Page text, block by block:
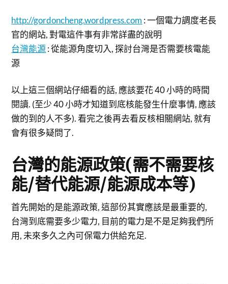
http://gordoncheng.wordpress.com : 一個電力調度老長
官的網站, 對電這件事有非常詳盡的說明
台灣能源: 從能源角度切入, 探討台灣是否需要核電能
源
以上這三個網站仔細看的話, 應該要花 40 小時的時間
閱讀. (至少 40 小時才知道到底核能發生什麼事情, 應該
做的到的人不多). 看完之後再去看反核相關網站, 就有
會有很多疑問了.
台灣的能源政策(需不需要核
能/替代能源/能源成本等)
首先開始的是能源政策, 這部份其實應該是最重要的,
台灣到底需要多少電力, 目前的電力是不是足夠我們所
用, 未來多久之內可保電力供給充足.